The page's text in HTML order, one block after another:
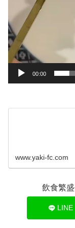
00:00
www.yaki-fc.com
飲食繁
LINE